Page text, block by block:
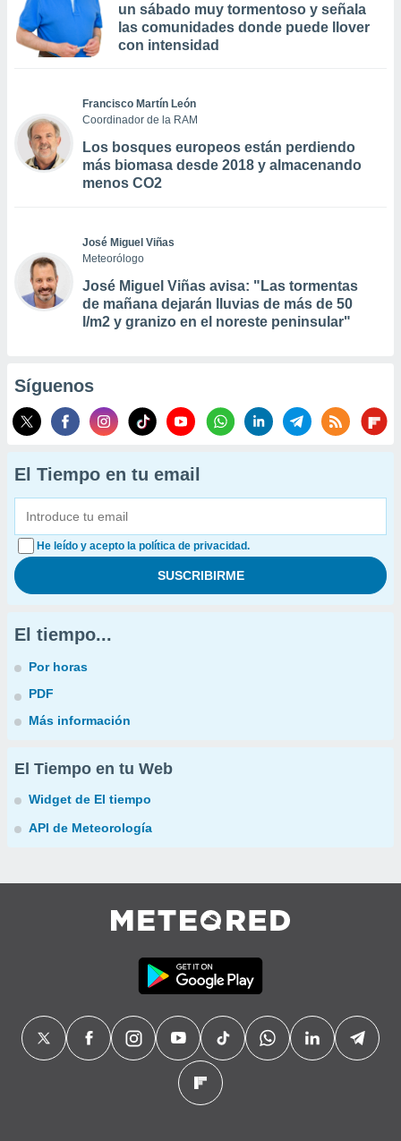
un sábado muy tormentoso y señala
las comunidades donde puede llover
con intensidad
Francisco Martín León
Coordinador de la RAM
Los bosques europeos están perdiendo
más biomasa desde 2018 y almacenando
menos CO2
José Miguel Viñas
Meteorólogo
José Miguel Viñas avisa: "Las tormentas
de mañana dejarán lluvias de más de 50
l/m2 y granizo en el noreste peninsular"
Síguenos
El Tiempo en tu email
He leído y acepto la política de privacidad.
El tiempo...
Por horas
PDF
Más información
El Tiempo en tu Web
Widget de El tiempo
API de Meteorología